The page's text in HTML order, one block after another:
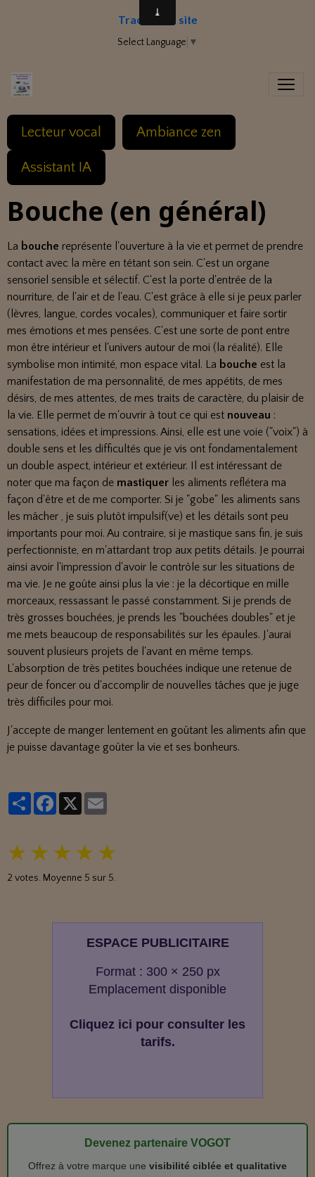
Traduire le site
Select Language ▼
Lecteur vocal Ambiance zen
Assistant IA
Bouche (en général)
La bouche représente l'ouverture à la vie et permet de prendre
contact avec la mère en tétant son sein. C'est un organe
sensoriel sensible et sélectif. C'est la porte d'entrée de la
nourriture, de l'air et de l'eau. C'est grâce à elle si je peux parler
(lèvres, langue, cordes vocales), communiquer et faire sortir
mes émotions et mes pensées. C'est une sorte de pont entre
mon être intérieur et l'univers autour de moi (la réalité). Elle
symbolise mon intimité, mon espace vital. La bouche est la
manifestation de ma personnalité, de mes appétits, de mes
désirs, de mes attentes, de mes traits de caractère, du plaisir de
la vie. Elle permet de m'ouvrir à tout ce qui est nouveau :
sensations, idées et impressions. Ainsi, elle est une voie ("voix") à
double sens et les difficultés que je vis ont fondamentalement
un double aspect, intérieur et extérieur. Il est intéressant de
noter que ma façon de mastiquer les aliments reflétera ma
façon d'être et de me comporter. Si je "gobe" les aliments sans
les mâcher , je suis plutôt impulsif(ve) et les détails sont peu
importants pour moi. Au contraire, si je mastique sans fin, je suis
perfectionniste, en m'attardant trop aux petits détails. Je pourrai
ainsi avoir l'impression d'avoir le contrôle sur les situations de
ma vie. Je ne goûte ainsi plus la vie : je la décortique en mille
morceaux, ressassant le passé constamment. Si je prends de
très grosses bouchées, je prends les "bouchées doubles" et je
me mets beaucoup de responsabilités sur les épaules. J'aurai
souvent plusieurs projets de l'avant en même temps.
L'absorption de très petites bouchées indique une retenue de
peur de foncer ou d'accomplir de nouvelles tâches que je juge
très difficiles pour moi.
J'accepte de manger lentement en goûtant les aliments afin que
je puisse davantage goûter la vie et ses bonheurs.
PartagerFacebook
★ ★ ★ ★ ★
2 votes. Moyenne 5 sur 5.
ESPACE PUBLICITAIRE
Format : 300 × 250 px
Emplacement disponible
Cliquez ici pour consulter les
tarifs.
Devenez partenaire VOGOT
Offrez à votre marque une visibilité ciblée et qualitative